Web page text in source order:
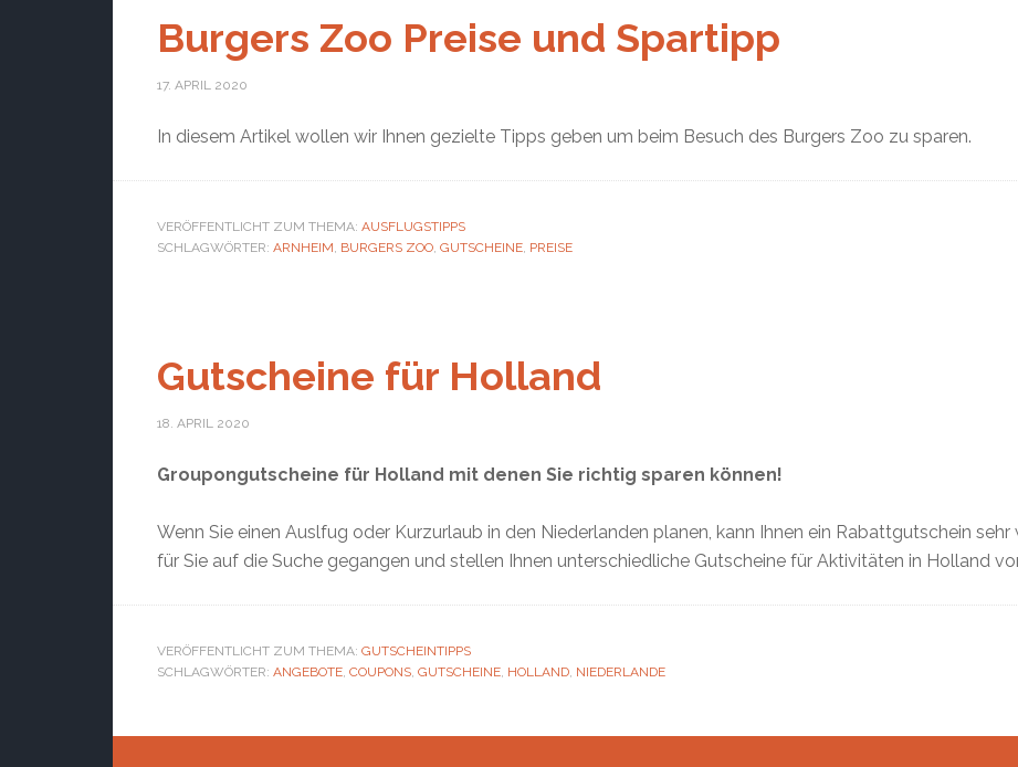
Burgers Zoo Preise und Spartipp
17. APRIL 2020
In diesem Artikel wollen wir Ihnen gezielte Tipps geben um beim Besuch des Burgers Zoo zu sparen.
VERÖFFENTLICHT ZUM THEMA: AUSFLUGSTIPPS
SCHLAGWÖRTER: ARNHEIM, BURGERS ZOO, GUTSCHEINE, PREISE
Gutscheine für Holland
18. APRIL 2020
Groupongutscheine für Holland mit denen Sie richtig sparen können!
Wenn Sie einen Auslfug oder Kurzurlaub in den Niederlanden planen, kann Ihnen ein Rabattgutschein
für Sie auf die Suche gegangen und stellen Ihnen unterschiedliche Gutscheine für Aktivitäten in Holland
VERÖFFENTLICHT ZUM THEMA: GUTSCHEINTIPPS
SCHLAGWÖRTER: ANGEBOTE, COUPONS, GUTSCHEINE, HOLLAND, NIEDERLANDE